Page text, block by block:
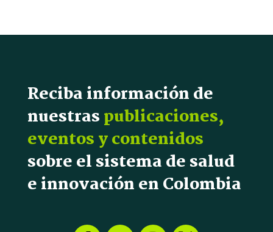
Reciba información de
nuestraspublicaciones,
eventos y contenidos
sobre el sistema de salud
e innovación en Colombia